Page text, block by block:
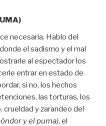
necesaria. Hablo del
el sadismo y el mal
al espectador los
entrar en estado de
si no, los hechos
las torturas, los
y zarandeo del
y el puma), el